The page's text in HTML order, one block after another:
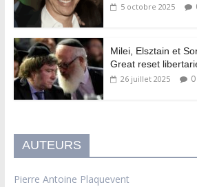
5 octobre 2025
Milei, Elsztain et
Great reset
26 juillet 2025 0
AUTEURS
Pierre Antoine Plaquevent